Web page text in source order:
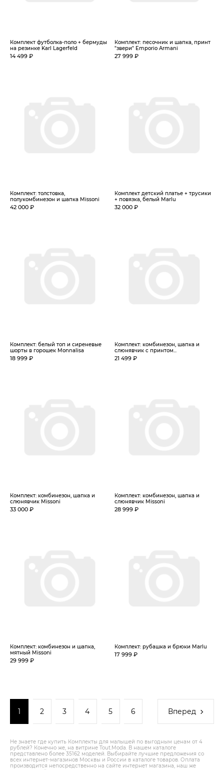
Комплект футболка-поло + бермуды
на резинке Karl Lagerfeld
14 499 ₽
Комплект: песочник и шапка, принт
"звери" Emporio Armani
27 999 ₽
Комплект: толстовка,
полукомбинезон и шапка Missoni
42 000 ₽
Комплект детский платье + трусики
+ повязка, белый Marlu
32 000 ₽
Комплект: белый топ и сиреневые
шорты в горошек Monnalisa
18 999 ₽
Комплект: комбинезон, шапка и
слюнявчик с принтом...
21 499 ₽
Комплект: комбинезон, шапка и
слюнявчик Missoni
33 000 ₽
Комплект: комбинезон, шапка и
слюнявчик Missoni
28 999 ₽
Комплект: комбинезон и шапка,
мятный Missoni
29 999 ₽
Комплект: рубашка и брюки Marlu
17 999 ₽
1 2 3 4 5 6 Вперед
Не знаете где купить Комплекты для малышей по выгодным ценам от 4
рублей? Конечно же, на витрине Tout.Modа. В нашем каталоге
представлено более 35162 моделей. Выбирайте лучшие предложения со
всех интернет-магазинов Москвы и России в каталоге товаров. Оплата
производится непосредственно на сайте интернет магазина, наш же